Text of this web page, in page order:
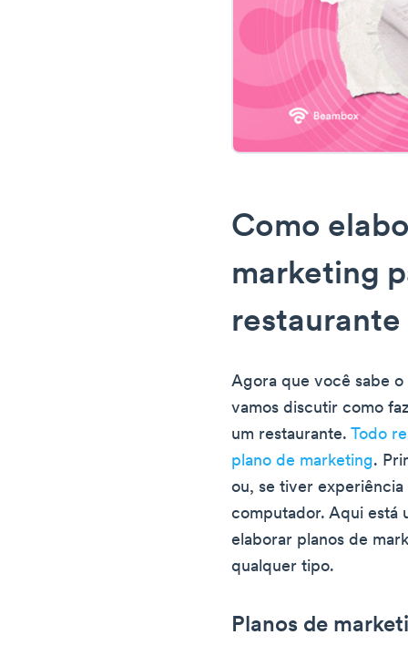
Como
marketing
restaurante
Agora que você sabe
vamos discutir como
um restaurante.Todo
plano de marketing.
ou, se tiver
computador. Aqui está
elaborar planos de
qualquer tipo.
Planos de